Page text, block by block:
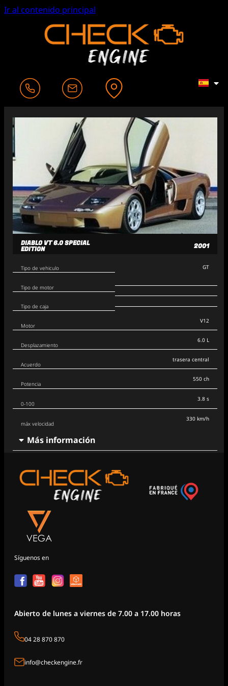
Ir al contenido principal
DIABLO VT 6.0 SPECIAL
EDITION 2001
Tipo de vehiculo
Tipo de motor
Tipo de caja
GT
Motor
Desplazamiento
Acuerdo
V12
6.0 L
trasera central
Potencia
0-100
máx velocidad
550 ch
3.8 s
330 km/h
Más información
Síguenos en
Abierto de lunes a viernes de 7.00 a 17.00 horas
04 28 870 870
info@checkengine.fr